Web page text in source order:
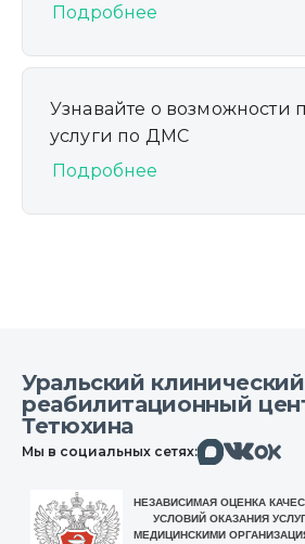
Подробнее
Узнавайте о возможности
услуги по ДМС
Подробнее
Уральский
реабилитационный
Тетюхина
Мы в социальных сетях:МаксВконтакте